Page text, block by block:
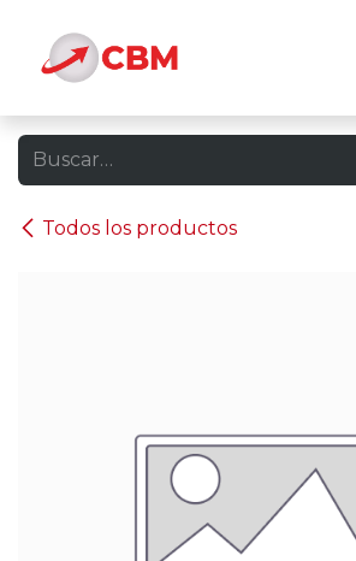
Todos los productos